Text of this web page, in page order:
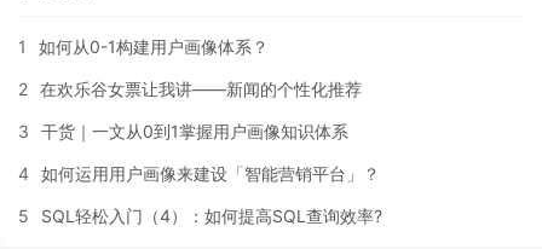
1 如何从0-1构建用户画像体系？
2 在欢乐谷女票让我讲——新闻的个性化推荐
3 干货｜一文从0到1掌握用户画像知识体系
4 如何运用用户画像来建设「智能营销平台」？
5 SQL轻松入门（4）：如何提高SQL查询效率?